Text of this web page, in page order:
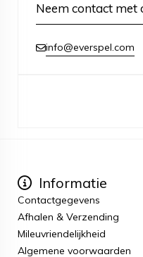
Neem contact met
info@everspel.com
Informatie
Contactgegevens
Afhalen & Verzending
Mileuvriendelijkheid
Algemene voorwaarden